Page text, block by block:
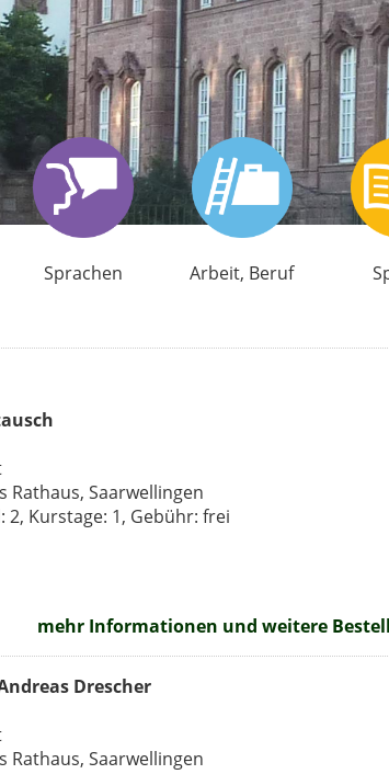
Sprachen Arbeit, Beruf
Rathaus, Saarwellingen
2, Kurstage: 1, Gebühr: frei
mehr Informationen und weitere
Drescher
Rathaus, Saarwellingen